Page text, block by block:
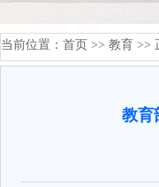
当前位置： 首页 >> 教育 >>
教育